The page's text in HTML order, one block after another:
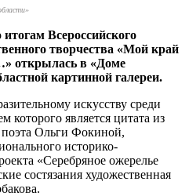
Всероссийского
творчества «Мой край
открылась в «Доме
картинной галереи.
искусству среди
которого является цитата из
поэта Ольги Фокиной,
историко-
«Серебряное ожерелье
состязания художественная